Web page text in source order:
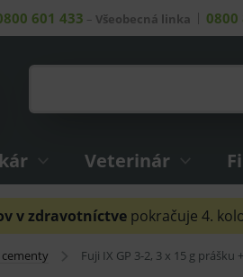
601 433 – Všeobecná linka 0800
Veterinár
v zdravotníctve pokračuje 4.
Fuji IX GP 3-2, 3 x 15 g prášku